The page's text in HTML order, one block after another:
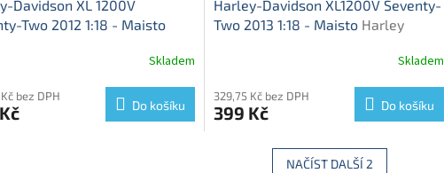
Davidson XL 1200V
Two 2012 1:18 - Maisto
Skladem
bez DPH
Do košíku
Harley-Davidson XL1200V Seventy-
Two 2013 1:18 - Maisto Harley
Skladem
329,75 Kč bez DPH
399 Kč Do košíku
NAČÍST DALŠÍ 2